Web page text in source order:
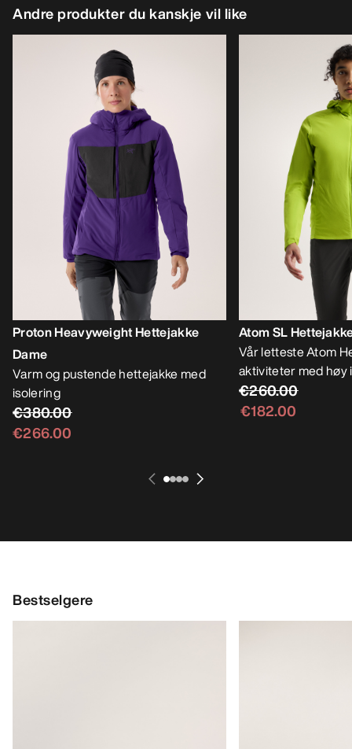
Andre produkter du kanskje vil like
Proton Heavyweight Hettejakke
Dame
Varm og pustende hettejakke med
isolering
€380.00
€266.00
Atom SL
Vår letteste Atom
aktiviteter med høy
€260.00
€182.00
Bestselgere